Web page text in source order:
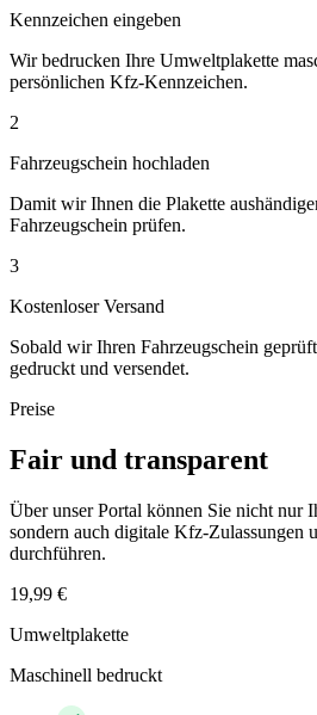
Kennzeichen eingeben
Wir bedrucken Ihre Umweltplakette
persönlichen Kfz-Kennzeichen.
2
Fahrzeugschein hochladen
Damit wir Ihnen die Plakette
Fahrzeugschein prüfen.
3
Kostenloser Versand
Sobald wir Ihren Fahrzeugschein
gedruckt und versendet.
Preise
Fair und transparent
Über unser Portal können Sie nicht nur
sondern auch digitale Kfz-Zulassungen
durchführen.
19,99 €
Umweltplakette
Maschinell bedruckt